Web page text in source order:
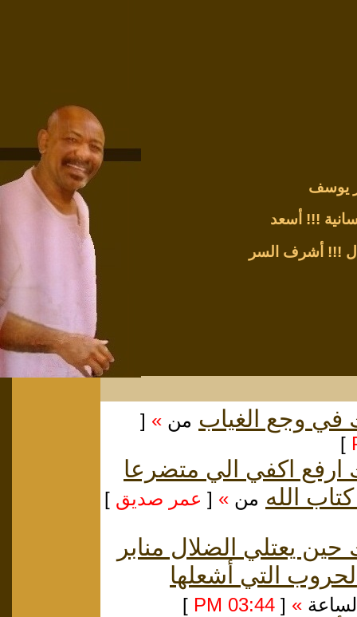
يوسف
!!! أسعد
!!! أشرف السر
في وجع الغياب من »
[
]
ارفع اكفي الي متضرعا
الله من »
[ عمر صديق ]
حين يعتلي الضلال منابر
التي أشعلها
»
[
]